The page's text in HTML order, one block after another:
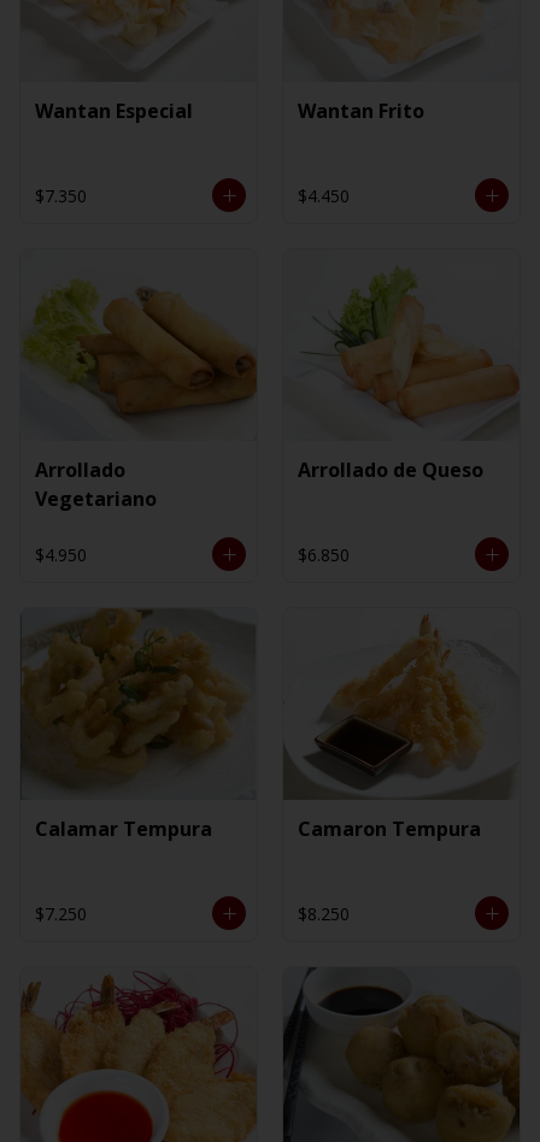
Wantan Especial
$7.350
Wantan Frito
$4.450
Arrollado
Vegetariano
$4.950
Arrollado de Queso
$6.850
Calamar Tempura
$7.250
Camaron Tempura
$8.250